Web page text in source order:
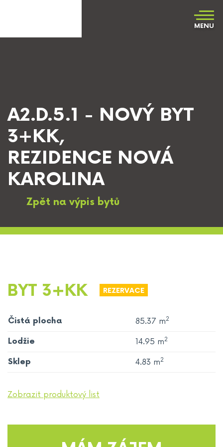
MENU
A2.D.5.1 - NOVÝ BYT
3+KK,
REZIDENCE NOVÁ
KAROLINA
Zpět na výpis bytů
BYT 3+KK REZERVACE
Čistá plocha 85.37 m2
Lodžie 14.95 m2
Sklep 4.83 m2
Zobrazit produktový list